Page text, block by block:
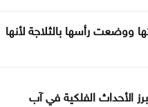
ووضعت رأسها بالثلاجة لأنها
الأحداث الفلكية في آب